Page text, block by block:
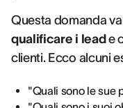
Questa domanda
qualificare i lead e
clienti. Ecco alcuni
"Quali sono le sue